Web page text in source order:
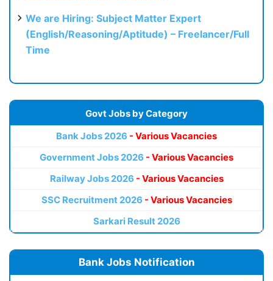
We are Hiring: Subject Matter Expert
(English/Reasoning/Aptitude) – Freelancer/Full
Time
Govt Jobs by Category
Bank Jobs 2026 - Various Vacancies
Government Jobs 2026 - Various Vacancies
Railway Jobs 2026 - Various Vacancies
SSC Recruitment 2026 - Various Vacancies
Sarkari Result 2026
Bank Jobs Notification